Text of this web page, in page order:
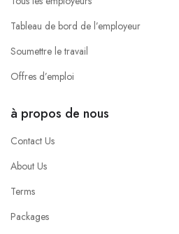
Tableau de bord de l’employeur
Soumettre le travail
Offres d’emploi
à propos de nous
Contact Us
About Us
Terms
Packages